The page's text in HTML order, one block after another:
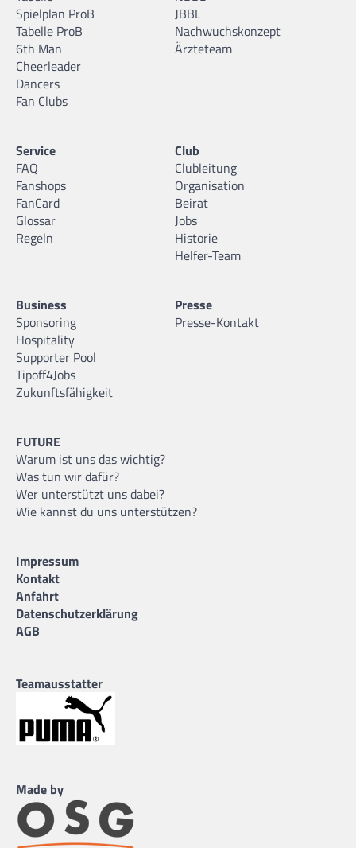
Spielplan ProB
Tabelle ProB
6th Man
Cheerleader
Dancers
Fan Clubs
JBBL
Nachwuchskonzept
Ärzteteam
Service
FAQ
Fanshops
FanCard
Glossar
Regeln
Club
Clubleitung
Organisation
Beirat
Jobs
Historie
Helfer-Team
Business
Sponsoring
Hospitality
Supporter Pool
Tipoff4Jobs
Zukunftsfähigkeit
Presse
Presse-Kontakt
FUTURE
Warum ist uns das wichtig?
Was tun wir dafür?
Wer unterstützt uns dabei?
Wie kannst du uns unterstützen?
Impressum
Kontakt
Anfahrt
Datenschutzerklärung
AGB
Teamausstatter
Made by